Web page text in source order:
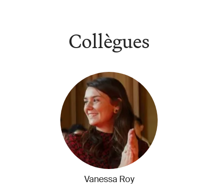
Collègues
Vanessa Roy